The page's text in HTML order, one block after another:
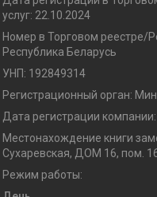
услуг: 22.10.2024
Номер в Торговом реестре/
Республика Беларусь
УНП: 192849314
Регистрационный орган:
Дата регистрации
Местонахождение книги
Сухаревская, ДОМ 16, пом.
Режим работы: